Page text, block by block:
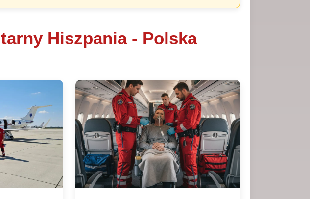
Hiszpania - Polska